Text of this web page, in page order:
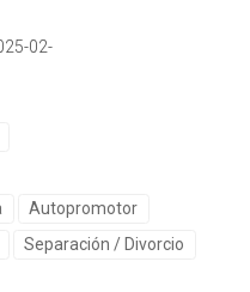
02-
Autopromotor
Separación / Divorcio